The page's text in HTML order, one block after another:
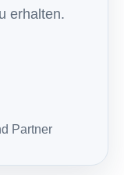
erhalten.
Partner